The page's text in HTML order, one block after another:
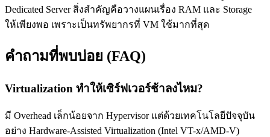
Dedicated Server สิ่งสำคัญคือวางแผนเรื่อง RAM และ Storage
ให้เพียงพอ เพราะเป็นทรัพยากรที่ VM ใช้มากที่สุด
คำถามที่พบบ่อย (FAQ)
Virtualization ทำให้เซิร์ฟเวอร์ช้าลงไหม?
มี Overhead เล็กน้อยจาก Hypervisor แต่ด้วยเทคโนโลยีปัจจุบัน
อย่าง Hardware-Assisted Virtualization (Intel VT-x/AMD-V)